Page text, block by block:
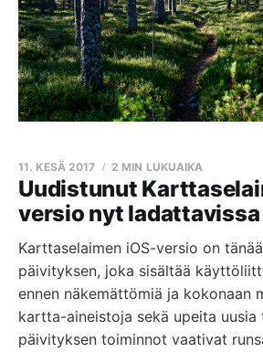
Uudistunut
versio nyt ladattavissa
11. KESÄ 2017 2 MIN LUKUAIKA
Karttaselaimen iOS-versio on
päivityksen, joka sisältää
ennen näkemättömiä ja kokonaan
kartta-aineistoja sekä upeita uusia
päivityksen toiminnot vaativat